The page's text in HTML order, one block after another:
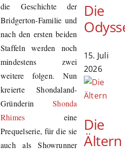
die Geschichte der
Bridgerton-Familie und
nach den ersten beiden
Staffeln werden noch
mindestens zwei
weitere folgen. Nun
kreierte Shondaland-
GründerinShonda
Rhimes eine
Prequelserie, für die sie
auch als Showrunner
Die
15. Juli
2026
Die
Ältern